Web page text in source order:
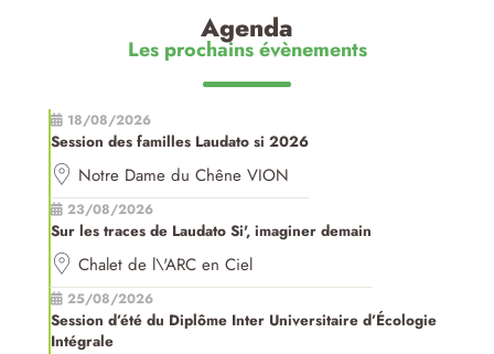
Agenda
Les prochains évènements
18/08/2026
Session des familles Laudato si 2026
Notre Dame du Chêne VION
23/08/2026
Sur les traces de Laudato Si', imaginer demain
Chalet de l\'ARC en Ciel
25/08/2026
Session d’été du Diplôme Inter Universitaire d’Écologie
Intégrale